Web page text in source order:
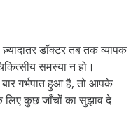
डॉक्टर तब तक व्यापक
समस्या न हो।
गर्भपात हुआ है, तो आपके
लिए कुछ जाँचों का सुझाव दे